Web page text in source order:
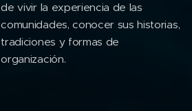
de vivir la experiencia de las
comunidades, conocer sus historias,
tradiciones y formas de
organización.